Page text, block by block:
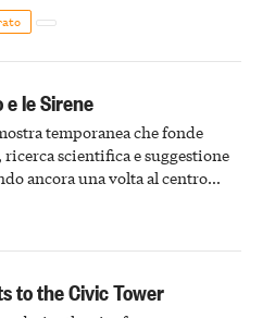
le Sirene
temporanea che fonde
scientifica e suggestione
ancora una volta al centro
del passato astigiano
to the Civic Tower